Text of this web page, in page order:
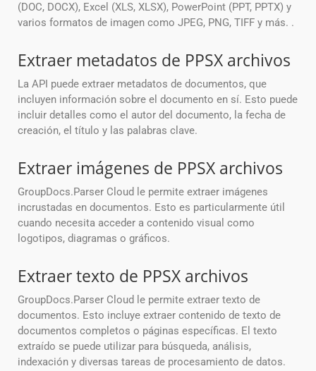
(DOC, DOCX), Excel (XLS, XLSX), PowerPoint (PPT, PPTX) y
varios formatos de imagen como JPEG, PNG, TIFF y más. .
Extraer metadatos de PPSX archivos
La API puede extraer metadatos de documentos, que
incluyen información sobre el documento en sí. Esto puede
incluir detalles como el autor del documento, la fecha de
creación, el título y las palabras clave.
Extraer imágenes de PPSX archivos
GroupDocs.Parser Cloud le permite extraer imágenes
incrustadas en documentos. Esto es particularmente útil
cuando necesita acceder a contenido visual como
logotipos, diagramas o gráficos.
Extraer texto de PPSX archivos
GroupDocs.Parser Cloud le permite extraer texto de
documentos. Esto incluye extraer contenido de texto de
documentos completos o páginas específicas. El texto
extraído se puede utilizar para búsqueda, análisis,
indexación y diversas tareas de procesamiento de datos.